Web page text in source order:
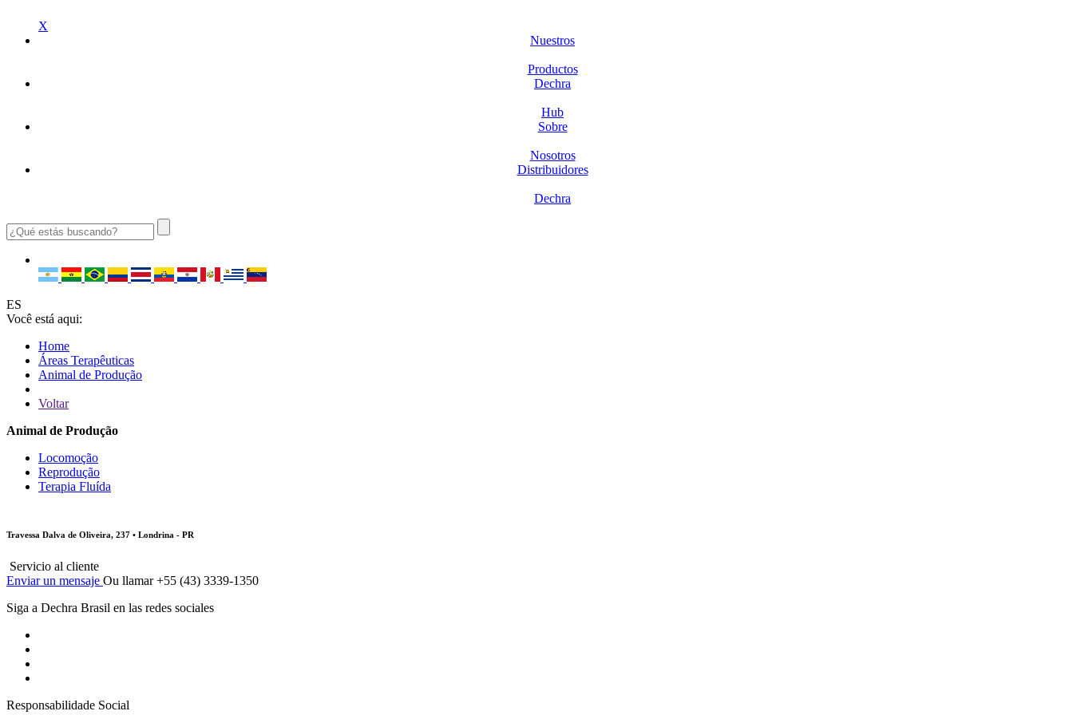
X
Nuestros
Productos
Dechra
Hub
Sobre
Nosotros
Distribuidores
Dechra
ES
Você está aqui:
Home
Áreas Terapêuticas
Animal de Produção
Voltar
Animal de Produção
Locomoção
Reprodução
Terapia Fluída
Travessa Dalva de Oliveira, 237 • Londrina - PR
Servicio al cliente
Enviar un mensaje Ou llamar +55 (43) 3339-1350
Siga a Dechra Brasil en las redes sociales
Responsabilidade Social